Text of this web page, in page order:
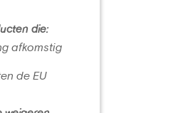
die:
afkomstig
de EU